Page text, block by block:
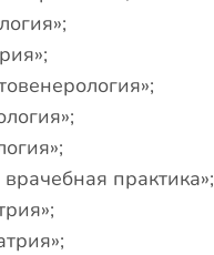
практика»;